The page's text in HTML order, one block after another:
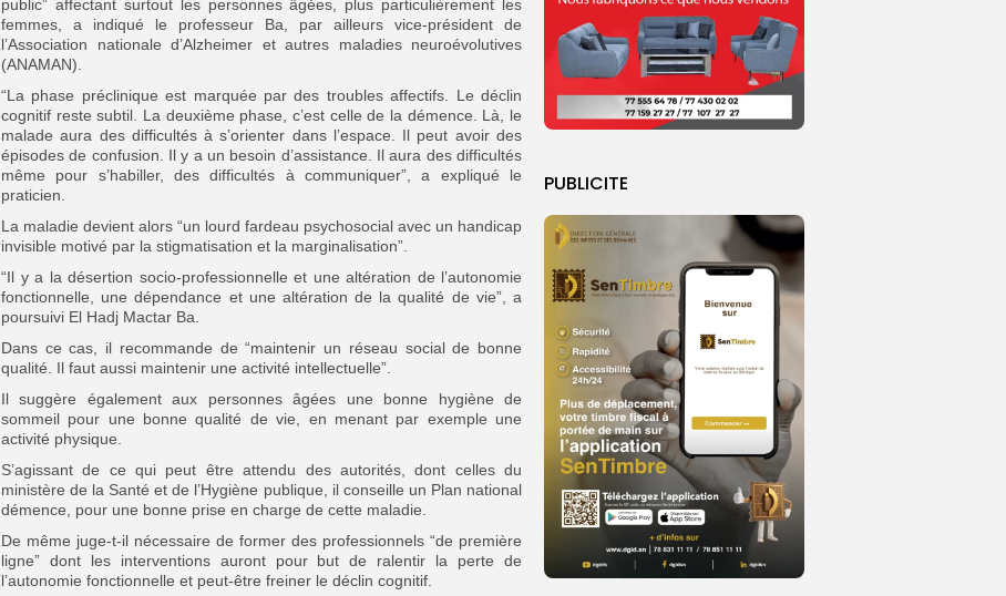
PUBLICITE
public” affectant surtout les personnes âgées, plus particulièrement les
femmes, a indiqué le professeur Ba, par ailleurs vice-président de
l’Association nationale d’Alzheimer et autres maladies neuroévolutives
(ANAMAN).
“La phase préclinique est marquée par des troubles affectifs. Le déclin
cognitif reste subtil. La deuxième phase, c’est celle de la démence. Là, le
malade aura des difficultés à s’orienter dans l’espace. Il peut avoir des
épisodes de confusion. Il y a un besoin d’assistance. Il aura des difficultés
même pour s’habiller, des difficultés à communiquer”, a expliqué le
praticien.
La maladie devient alors “un lourd fardeau psychosocial avec un handicap
invisible motivé par la stigmatisation et la marginalisation”.
“Il y a la désertion socio-professionnelle et une altération de l’autonomie
fonctionnelle, une dépendance et une altération de la qualité de vie”, a
poursuivi El Hadj Mactar Ba.
Dans ce cas, il recommande de “maintenir un réseau social de bonne
qualité. Il faut aussi maintenir une activité intellectuelle”.
Il suggère également aux personnes âgées une bonne hygiène de
sommeil pour une bonne qualité de vie, en menant par exemple une
activité physique.
S’agissant de ce qui peut être attendu des autorités, dont celles du
ministère de la Santé et de l’Hygiène publique, il conseille un Plan national
démence, pour une bonne prise en charge de cette maladie.
De même juge-t-il nécessaire de former des professionnels “de première
ligne” dont les interventions auront pour but de ralentir la perte de
l’autonomie fonctionnelle et peut-être freiner le déclin cognitif.